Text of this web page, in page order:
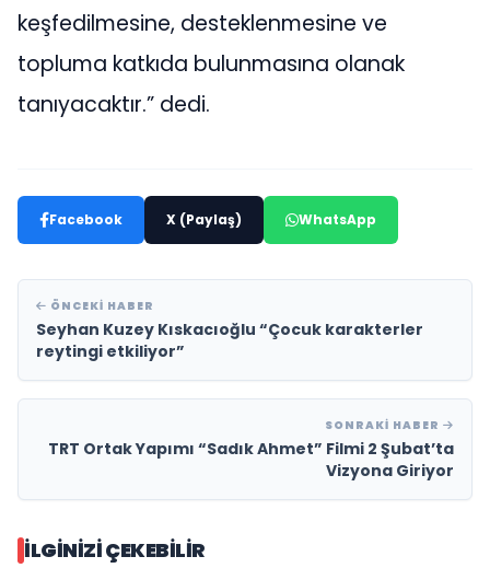
keşfedilmesine, desteklenmesine ve
topluma katkıda bulunmasına olanak
tanıyacaktır.” dedi.
Facebook X (Paylaş) WhatsApp
ÖNCEKI HABER
Seyhan Kuzey Kıskacıoğlu “Çocuk karakterler
reytingi etkiliyor”
SONRAKI HABER
TRT Ortak Yapımı “Sadık Ahmet” Filmi 2 Şubat’ta
Vizyona Giriyor
İLGINIZI ÇEKEBILIR